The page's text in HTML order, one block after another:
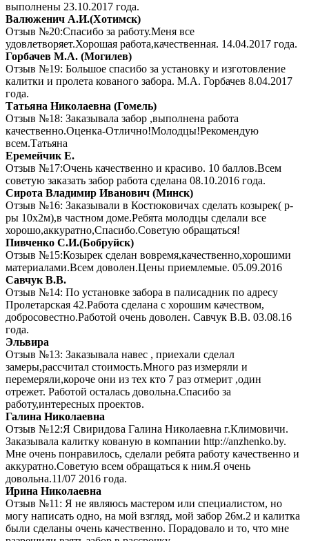
выполнены 23.10.2017 года.
Валюженич А.И.(Хотимск)
Отзыв №20:Спасибо за работу.Меня все
удовлетворяет.Хорошая работа,качественная. 14.04.2017 года.
Горбачев М.А. (Могилев)
Отзыв №19: Большое спасибо за установку и изготовление
калитки и пролета кованого забора. М.А. Горбачев 8.04.2017
года.
Татьяна Николаевна (Гомель)
Отзыв №18: Заказывала забор ,выполнена работа
качественно.Оценка-Отлично!Молодцы!Рекомендую
всем.Татьяна
Еремейчик Е.
Отзыв №17:Очень качественно и красиво. 10 баллов.Всем
советую заказать забор работа сделана 08.10.2016 года.
Сирота Владимир Иванович (Минск)
Отзыв №16: Заказывали в Костюковичах сделать козырек( р-
ры 10х2м),в частном доме.Ребята молодцы сделали все
хорошо,аккуратно,Спасибо.Советую обращаться!
Пивченко С.И.(Бобруйск)
Отзыв №15:Козырек сделан вовремя,качественно,хорошими
материалами.Всем доволен.Цены приемлемые. 05.09.2016
Савчук В.В.
Отзыв №14: По установке забора в палисадник по адресу
Пролетарская 42.Работа сделана с хорошим качеством,
добросовестно.Работой очень доволен. Савчук В.В. 03.08.16
года.
Эльвира
Отзыв №13: Заказывала навес , приехали сделал
замеры,рассчитал стоимость.Много раз измеряли и
перемеряли,короче они из тех кто 7 раз отмерит ,один
отрежет. Работой осталась довольна.Спасибо за
работу,интересных проектов.
Галина Николаевна
Отзыв №12:Я Свиридова Галина Николаевна г.Климовичи.
Заказывала калитку кованую в компании http://anzhenko.by.
Мне очень понравилось, сделали ребята работу качественно и
аккуратно.Советую всем обращаться к ним.Я очень
довольна.11/07 2016 года.
Ирина Николаевна
Отзыв №11: Я не являюсь мастером или специалистом, но
могу написать одно, на мой взгляд, мой забор 26м.2 и калитка
были сделаны очень качественно. Порадовало и то, что мне